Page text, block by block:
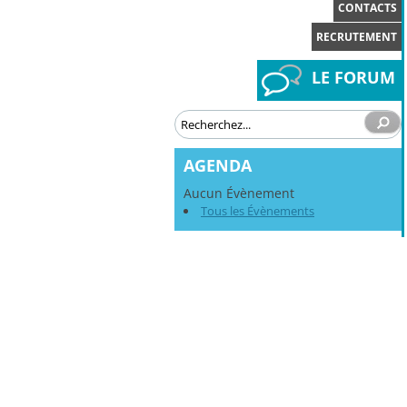
CONTACTS
RECRUTEMENT
LE FORUM
AGENDA
Aucun Évènement
Tous les Évènements